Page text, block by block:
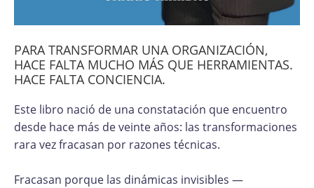
PARA TRANSFORMAR UNA ORGANIZACIÓN,
HACE FALTA MUCHO MÁS QUE HERRAMIENTAS.
HACE FALTA CONCIENCIA.
Este libro nació de una constatación que encuentro
desde hace más de veinte años: las transformaciones
rara vez fracasan por razones técnicas.
Fracasan porque las dinámicas invisibles —